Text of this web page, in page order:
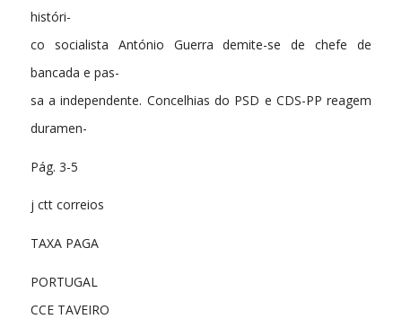
históri-
co socialista António Guerra demite-se de chefe de
bancada e pas-
sa a independente. Concelhias do PSD e CDS-PP reagem
duramen-
Pág. 3-5
j ctt correios
TAXA PAGA
PORTUGAL
CCE TAVEIRO